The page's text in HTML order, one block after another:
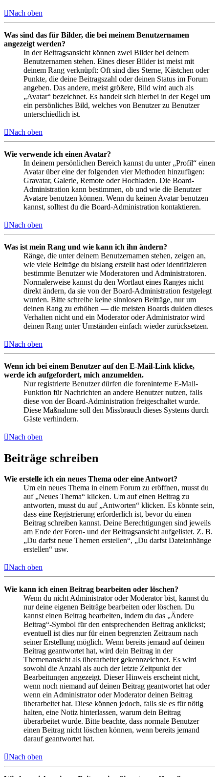
Nach oben
Was sind das für Bilder, die bei meinem Benutzernamen
angezeigt werden?
In der Beitragsansicht können zwei Bilder bei deinem
Benutzernamen stehen. Eines dieser Bilder ist meist mit
deinem Rang verknüpft: Oft sind dies Sterne, Kästchen oder
Punkte, die deine Beitragszahl oder deinen Status im Forum
angeben. Das andere, meist größere, Bild wird auch als
„Avatar“ bezeichnet. Es handelt sich hierbei in der Regel um
ein persönliches Bild, welches von Benutzer zu Benutzer
unterschiedlich ist.
Nach oben
Wie verwende ich einen Avatar?
In deinem persönlichen Bereich kannst du unter „Profil“ einen
Avatar über eine der folgenden vier Methoden hinzufügen:
Gravatar, Galerie, Remote oder Hochladen. Die Board-
Administration kann bestimmen, ob und wie die Benutzer
Avatare benutzen können. Wenn du keinen Avatar benutzen
kannst, solltest du die Board-Administration kontaktieren.
Nach oben
Was ist mein Rang und wie kann ich ihn ändern?
Ränge, die unter deinem Benutzernamen stehen, zeigen an,
wie viele Beiträge du bislang erstellt hast oder identifizieren
bestimmte Benutzer wie Moderatoren und Administratoren.
Normalerweise kannst du den Wortlaut eines Ranges nicht
direkt ändern, da sie von der Board-Administration festgelegt
wurden. Bitte schreibe keine sinnlosen Beiträge, nur um
deinen Rang zu erhöhen — die meisten Boards dulden dieses
Verhalten nicht und ein Moderator oder Administrator wird
deinen Rang unter Umständen einfach wieder zurücksetzen.
Nach oben
Wenn ich bei einem Benutzer auf den E-Mail-Link klicke,
werde ich aufgefordert, mich anzumelden.
Nur registrierte Benutzer dürfen die foreninterne E-Mail-
Funktion für Nachrichten an andere Benutzer nutzen, falls
diese von der Board-Administration freigeschaltet wurde.
Diese Maßnahme soll den Missbrauch dieses Systems durch
Gäste verhindern.
Nach oben
Beiträge schreiben
Wie erstelle ich ein neues Thema oder eine Antwort?
Um ein neues Thema in einem Forum zu eröffnen, musst du
auf „Neues Thema“ klicken. Um auf einen Beitrag zu
antworten, musst du auf „Antworten“ klicken. Es könnte sein,
dass eine Registrierung erforderlich ist, bevor du einen
Beitrag schreiben kannst. Deine Berechtigungen sind jeweils
am Ende der Foren- und der Beitragsansicht aufgelistet. Z. B.
„Du darfst neue Themen erstellen“, „Du darfst Dateianhänge
erstellen“ usw.
Nach oben
Wie kann ich einen Beitrag bearbeiten oder löschen?
Wenn du nicht Administrator oder Moderator bist, kannst du
nur deine eigenen Beiträge bearbeiten oder löschen. Du
kannst einen Beitrag bearbeiten, indem du das „Ändere
Beitrag“-Symbol für den entsprechenden Beitrag anklickst;
eventuell ist dies nur für einen begrenzten Zeitraum nach
seiner Erstellung möglich. Wenn bereits jemand auf deinen
Beitrag geantwortet hat, wird dein Beitrag in der
Themenansicht als überarbeitet gekennzeichnet. Es wird
sowohl die Anzahl als auch der letzte Zeitpunkt der
Bearbeitungen angezeigt. Dieser Hinweis erscheint nicht,
wenn noch niemand auf deinen Beitrag geantwortet hat oder
wenn ein Administrator oder Moderator deinen Beitrag
überarbeitet hat. Diese können jedoch, falls sie es für nötig
halten, eine Notiz hinterlassen, warum dein Beitrag
überarbeitet wurde. Bitte beachte, dass normale Benutzer
einen Beitrag nicht löschen können, wenn bereits jemand
darauf geantwortet hat.
Nach oben